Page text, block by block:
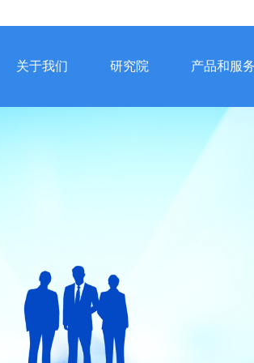
关于我们 研究院 产品和服